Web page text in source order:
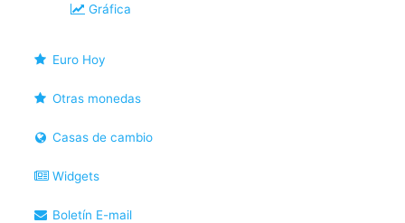
Gráfica
Euro Hoy
Otras monedas
Casas de cambio
Widgets
Boletín E-mail